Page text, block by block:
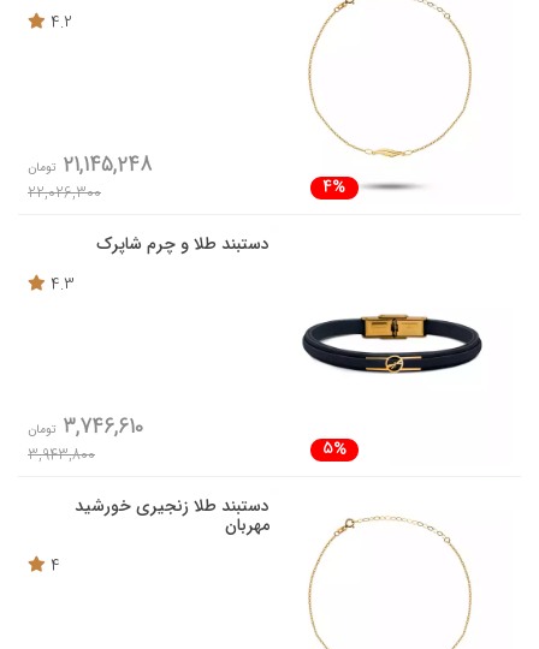
4.2
4%
21,145,248 تومان
22,026,300
دستبند طلا و چرم شاپرک
4.3
5%
3,746,610 تومان
3,943,800
دستبند طلا زنجیری خورشید
مهربان
4